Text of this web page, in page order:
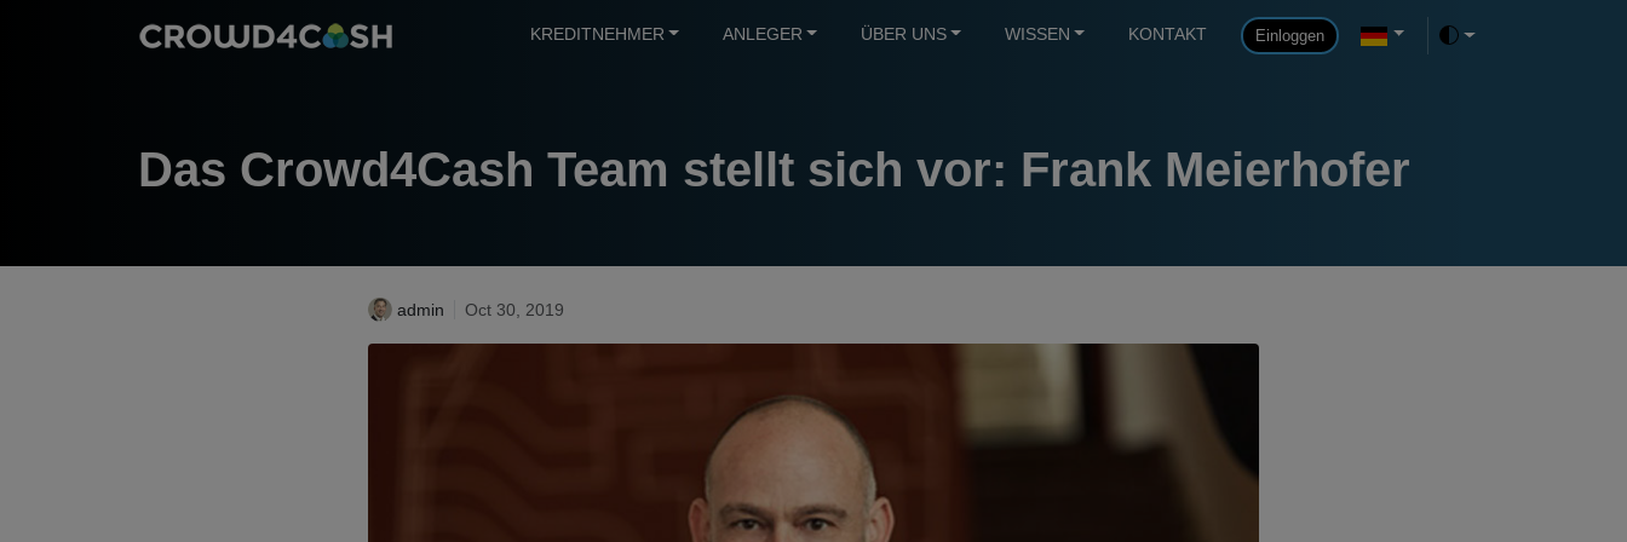
KREDITNEHMER ANLEGER ÜBER UNS WISSEN KONTAKT Einloggen
Toggle theme
Das Crowd4Cash Team stellt sich vor: Frank Meierhofer
admin Oct 30, 2019